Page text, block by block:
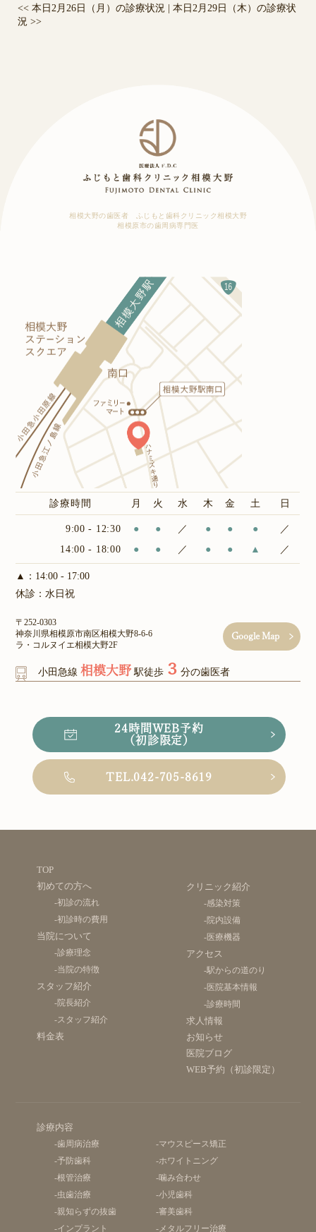
<< 本日2月26日（月）の診療状況
本日2月29日（木）の診療状
況 >>
相模大野の歯医者 ふじもと歯科クリニック相模大野
相模原市の歯周病専門医
診療時間 月 火 水 木 金 土 日
9:00 - 12:30 ● ● ／ ● ● ●
／
14:00 - 18:00
● ● ／ ● ● ▲ ／
▲：14:00 - 17:00
休診：水日祝
〒252-0303
神奈川県相模原市南区相模大野8-6-6
ラ・コルヌイエ相模大野2F
Google Map
小田急線相模大野 駅徒歩 ３分の歯医者
24時間WEB予約
（初診限定）
TEL.042-705-8619
TOP
初めての方へ
-初診の流れ
-初診時の費用
当院について
-診療理念
-当院の特徴
スタッフ紹介
-院長紹介
-スタッフ紹介
料金表
クリニック紹介
-感染対策
-院内設備
-医療機器
アクセス
-駅からの道のり
-医院基本情報
-診療時間
求人情報
お知らせ
医院ブログ
WEB予約（初診限定）
診療内容
-歯周病治療
-予防歯科
-根管治療
-虫歯治療
-親知らずの抜歯
-インプラント
-マウスピース矯正
-ホワイトニング
-噛み合わせ
-小児歯科
-審美歯科
-メタルフリー治療